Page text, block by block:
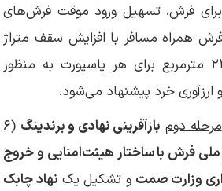
برای فرش، تسهیل ورود موقت فرش‌های
فرش همراه مسافر با افزایش سقف متراژ
فرش همراه مسافر تا ۲۴ مترمربع برای هر پاسپورت به منظور
خرد پیشنهاد می‌شود.
مرحله دوم بازآفرینی نهادی و برندینگ (۶
ملی فرش با ساختار هیئت‌امنایی و خروج
وزارت صمت و تشکیل یک نهاد چابک